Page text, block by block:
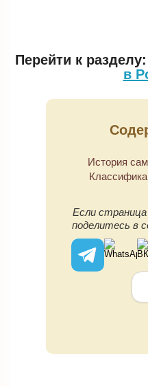
Перейти к
в
История
Если страница
поделитесь в